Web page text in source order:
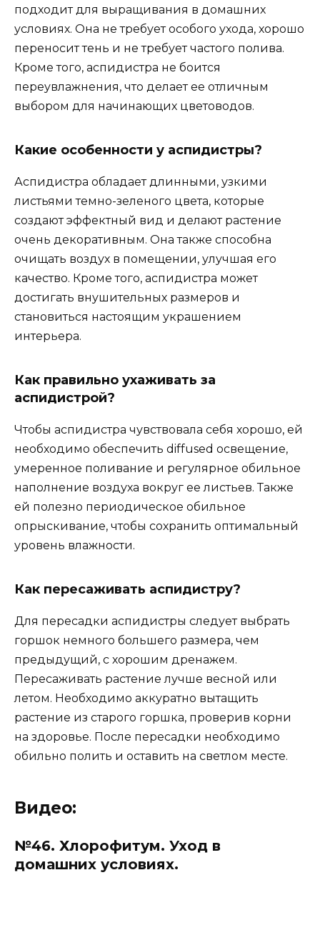
подходит для выращивания в домашних
условиях. Она не требует особого ухода, хорошо
переносит тень и не требует частого полива.
Кроме того, аспидистра не боится
переувлажнения, что делает ее отличным
выбором для начинающих цветоводов.
Какие особенности у аспидистры?
Аспидистра обладает длинными, узкими
листьями темно-зеленого цвета, которые
создают эффектный вид и делают растение
очень декоративным. Она также способна
очищать воздух в помещении, улучшая его
качество. Кроме того, аспидистра может
достигать внушительных размеров и
становиться настоящим украшением
интерьера.
Как правильно ухаживать за
аспидистрой?
Чтобы аспидистра чувствовала себя хорошо, ей
необходимо обеспечить diffused освещение,
умеренное поливание и регулярное обильное
наполнение воздуха вокруг ее листьев. Также
ей полезно периодическое обильное
опрыскивание, чтобы сохранить оптимальный
уровень влажности.
Как пересаживать аспидистру?
Для пересадки аспидистры следует выбрать
горшок немного большего размера, чем
предыдущий, с хорошим дренажем.
Пересаживать растение лучше весной или
летом. Необходимо аккуратно вытащить
растение из старого горшка, проверив корни
на здоровье. После пересадки необходимо
обильно полить и оставить на светлом месте.
Видео:
№46. Хлорофитум. Уход в
домашних условиях.